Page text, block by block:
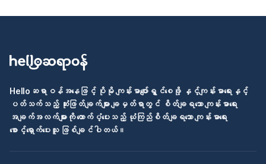
Helloဆရာဝန်အနေဖြင့် ပိုမို ကျန်းမာပျော်ရွှင်စေဖို့ နှင့်ကျန်းမာရေးနှင့်
ပတ်သက်သည့် ဆုံးဖြတ်ချက်များ ချမှတ်ရာတွင် စိတ်ချရသော ကျန်းမာရေး
အချက်အလက်များကို ထောက်ပံ့ပေးသည့် ယုံကြည်စိတ်ချရသော ကျန်းမာရေး
စောင့်ရှောက်ပေးသူ ဖြစ်ချင်ပါတယ်။